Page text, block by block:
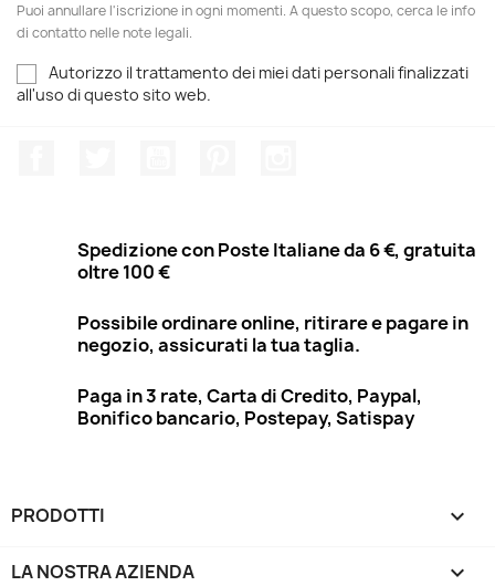
Puoi annullare l'iscrizione in ogni momenti. A questo scopo, cerca le info
di contatto nelle note legali.
Autorizzo il trattamento dei miei dati personali finalizzati
all'uso di questo sito web.
Spedizione con Poste Italiane da 6 €, gratuita
oltre 100 €
Possibile ordinare online, ritirare e pagare in
negozio, assicurati la tua taglia.
Paga in 3 rate, Carta di Credito, Paypal,
Bonifico bancario, Postepay, Satispay
PRODOTTI 
LA NOSTRA AZIENDA 